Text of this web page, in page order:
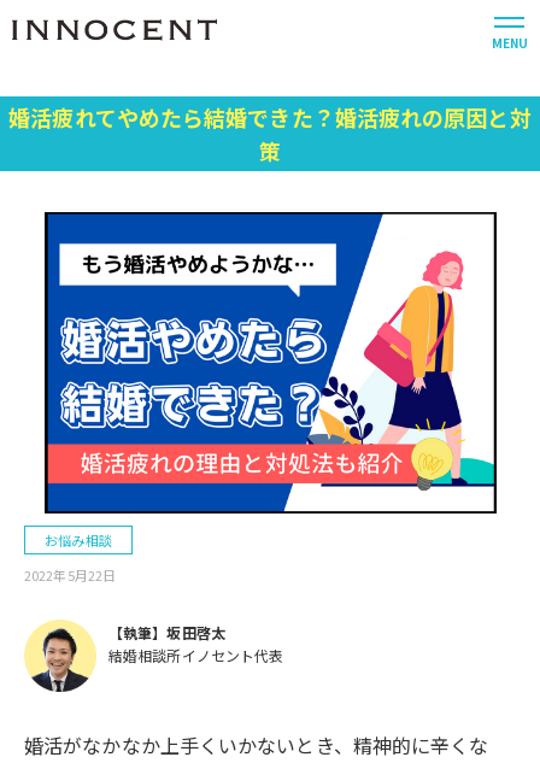
MENU
婚活疲れてやめたら結婚できた？婚活疲れの原因と対
策
お悩み相談
2022年5月22日
【執筆】坂田啓太
結婚相談所イノセント代表
婚活がなかなか上手くいかないとき、精神的に辛くな